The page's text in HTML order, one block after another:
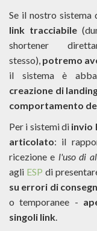
Se il nostro sistema
link tracciabile
shortener
stesso), potremo
il sistema è
creazione di
comportamento
Per i sistemi di invio
articolato: il
ricezione e l'uso di
agli ESP di
su errori di
o temporanee -
singoli link.